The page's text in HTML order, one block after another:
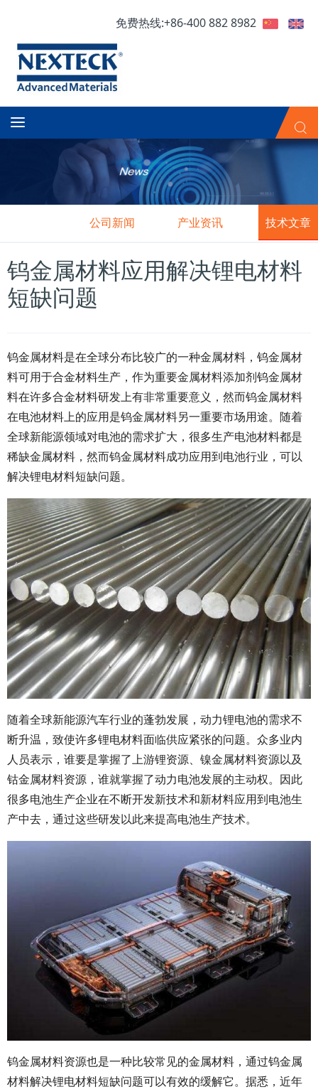
免费热线:+86-400 882 8982
公司新闻 产业资讯 技术文章
钨金属材料应用解决锂电材料
短缺问题
钨金属材料是在全球分布比较广的一种金属材料，钨金属材
料可用于合金材料生产，作为重要金属材料添加剂钨金属材
料在许多合金材料研发上有非常重要意义，然而钨金属材料
在电池材料上的应用是钨金属材料另一重要市场用途。随着
全球新能源领域对电池的需求扩大，很多生产电池材料都是
稀缺金属材料，然而钨金属材料成功应用到电池行业，可以
解决锂电材料短缺问题。
随着全球新能源汽车行业的蓬勃发展，动力锂电池的需求不
断升温，致使许多锂电材料面临供应紧张的问题。众多业内
人员表示，谁要是掌握了上游锂资源、镍金属材料资源以及
钴金属材料资源，谁就掌握了动力电池发展的主动权。因此
很多电池生产企业在不断开发新技术和新材料应用到电池生
产中去，通过这些研发以此来提高电池生产技术。
钨金属材料资源也是一种比较常见的金属材料，通过钨金属
材料解决锂电材料短缺问题可以有效的缓解它。据悉，近年